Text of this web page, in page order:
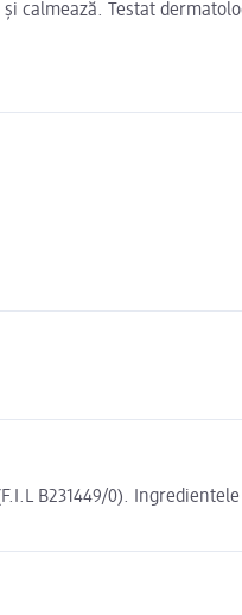
calmează. Testat
(F.I.L B231449/0).